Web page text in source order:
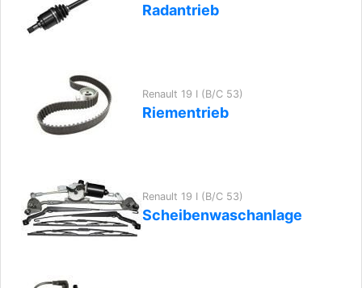
Radantrieb
Renault 19 I (B/C 53)
Riementrieb
Renault 19 I (B/C 53)
Scheibenwaschanlage